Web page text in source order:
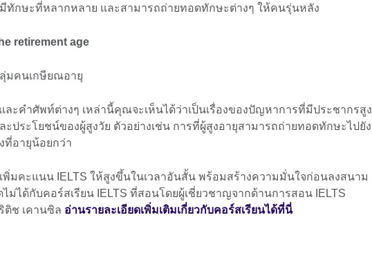
ทักษะที่หลากหลาย และสามารถถ่ายทอดทักษะต่างๆ ให้คนรุ่นหลัง
retirement age
มคนเกษียณอายุ
ละคำศัพท์ต่างๆ เหล่านี้คุณจะเห็นได้ว่าเป็นเรื่องของปัญหาการที่มีประชากรสูง
ะประโยชน์ของผู้สูงวัย ตัวอย่างเช่น การที่ผู้สูงอายุสามารถถ่ายทอดทักษะไปยัง
อายุน้อยกว่า
มคะแนน IELTS ให้สูงขึ้นในเวลาอันสั้น พร้อมสร้างความมั่นใจก่อนลงสนาม
ม่ได้กับคอร์สเรียน IELTS ที่สอนโดยผู้เชี่ยวชาญจากด้านการสอน IELTS
ติช เคานซิล อ่านรายละเอียดเพิ่มเติมเกี่ยวกับคอร์สเรียนได้ที่นี่